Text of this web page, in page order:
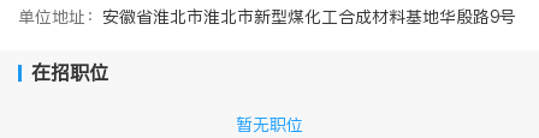
单位地址： 安徽省淮北市淮北市新型煤化工合成材料基地华殷路9号
在招职位
暂无职位